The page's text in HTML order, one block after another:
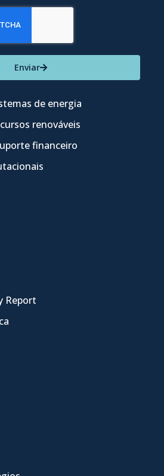
Enviar
de energia
renováveis
financeiro
Report